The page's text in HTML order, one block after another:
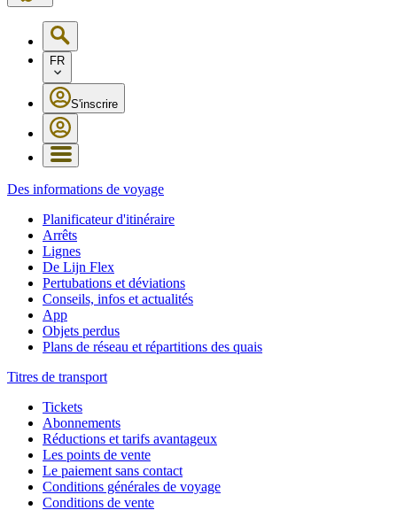
FR
S'inscrire
Des informations de voyage
Planificateur d'itinéraire
Arrêts
Lignes
De Lijn Flex
Pertubations et déviations
Conseils, infos et actualités
App
Objets perdus
Plans de réseau et répartitions des quais
Titres de transport
Tickets
Abonnements
Réductions et tarifs avantageux
Les points de vente
Le paiement sans contact
Conditions générales de voyage
Conditions de vente